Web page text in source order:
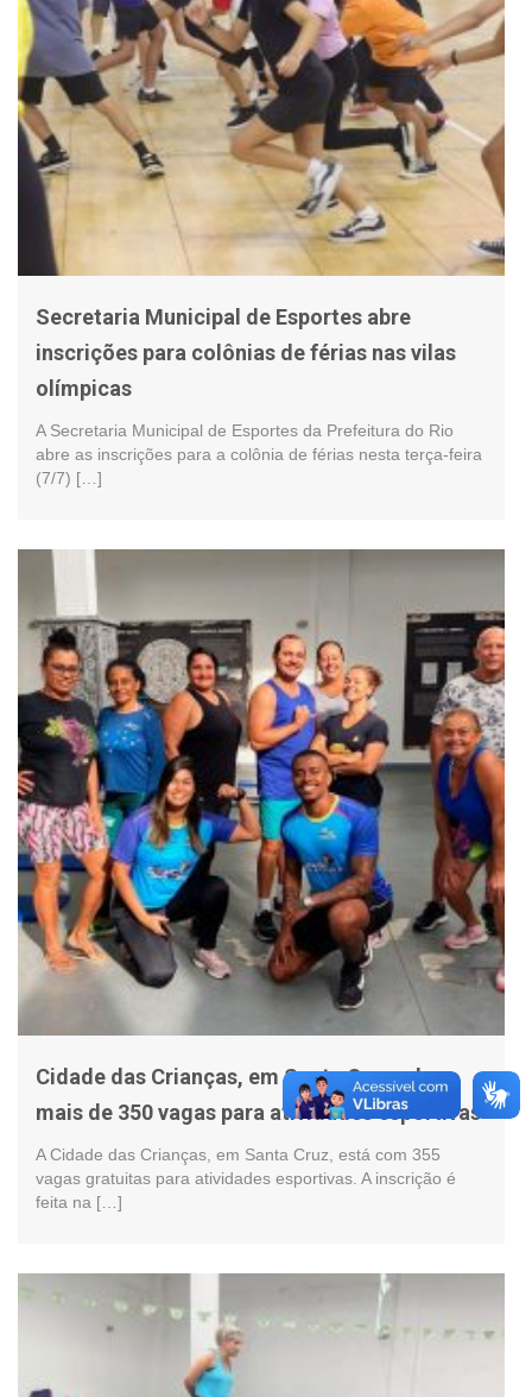
Secretaria Municipal de Esportes abre
inscrições para colônias de férias nas vilas
olímpicas
A Secretaria Municipal de Esportes da Prefeitura do Rio
abre as inscrições para a colônia de férias nesta terça-feira
(7/7) […]
Cidade das Crianças, em Santa Cruz, abre
mais de 350 vagas para atividades esportivas
A Cidade das Crianças, em Santa Cruz, está com 355
vagas gratuitas para atividades esportivas. A inscrição é
feita na […]